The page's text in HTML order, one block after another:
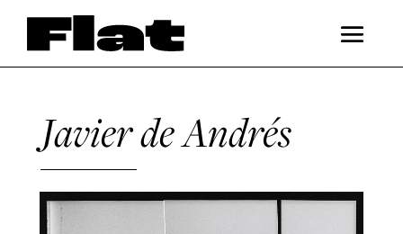
Javier de Andrés